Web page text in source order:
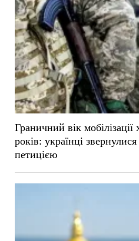
Граничний вік
років: українці
петицією